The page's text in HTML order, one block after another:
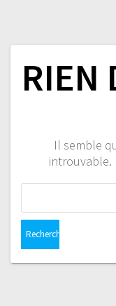
RIEN
Il semble
introuvable.